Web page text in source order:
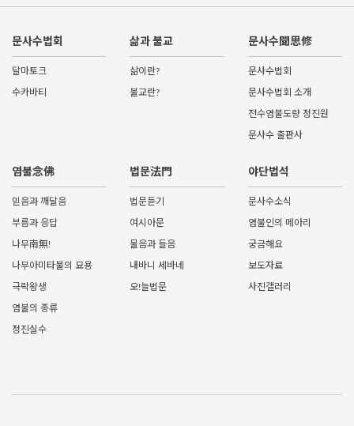
문사수법회
달마토크
수카바티
삶과 불교
삶이란?
불교란?
문사수聞思修
문사수법회
문사수법회 소개
전수염불도량 정진원
문사수 출판사
염불念佛
믿음과 깨달음
부름과 응답
나무南無!
나무아미타불의 묘용
극락왕생
염불의 종류
정진실수
법문法門
법문듣기
여시아문
물음과 들음
내바니 세바네
오!늘법문
야단법석
문사수소식
염불인의 메아리
궁금해요
보도자료
사진갤러리